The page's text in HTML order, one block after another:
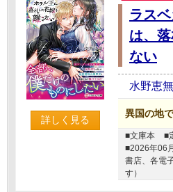
詳しく見る
ラス
は、
ない
水野恵無
異国の地
■文庫本
■
■2026年06
書店、各電
す）